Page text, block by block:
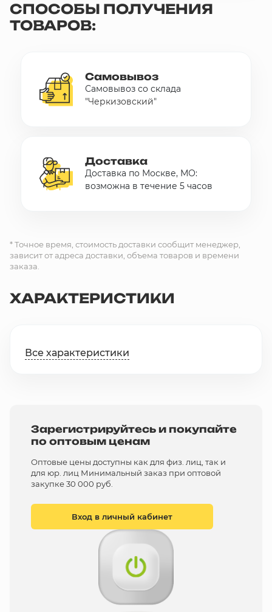
10 000 ₽
sales@stroyholding.ru
Телеграм
Контакты
СПОСОБЫ ПОЛУЧЕНИЯ
ТОВАРОВ:
Самовывоз
Самовывоз со склада
"Черкизовский"
Доставка
Доставка по Москве, МО:
возможна в течение 5 часов
* Точное время, стоимость доставки сообщит менеджер,
зависит от адреса доставки, объема товаров и времени
заказа.
ХАРАКТЕРИСТИКИ
Все характеристики
Зарегистрируйтесь и покупайте
по оптовым ценам
Оптовые цены доступны как для физ. лиц, так и
для юр. лиц Минимальный заказ при оптовой
закупке 30 000 руб.
Вход в личный кабинет